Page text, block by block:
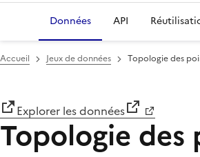
Données API
Accueil Jeux de données Topologie des
Explorer les données
Topologie des